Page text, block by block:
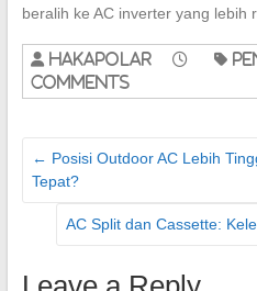
beralih ke AC inverter yang lebih
hakapolar
Comments
← Posisi Outdoor AC Lebih
Tepat?
AC Split dan Cassette: